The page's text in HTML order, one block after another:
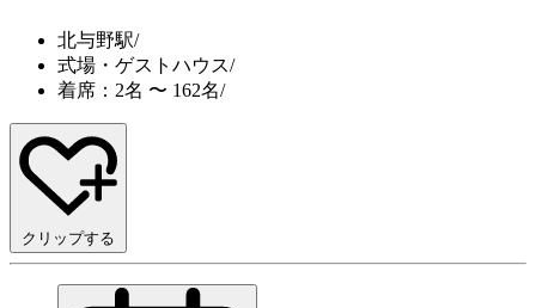
北与野駅/
式場・ゲストハウス/
着席：2名 〜 162名/
クリップする